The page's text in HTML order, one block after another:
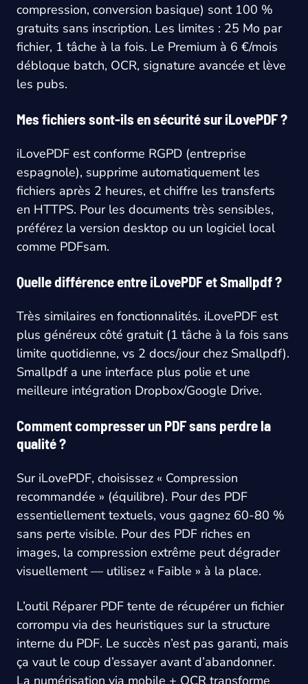
compression, conversion basique) sont 100 %
gratuits sans inscription. Les limites : 25 Mo par
fichier, 1 tâche à la fois. Le Premium à 6 €/mois
débloque batch, OCR, signature avancée et lève
les pubs.
Mes fichiers sont-ils en sécurité sur iLovePDF ?
iLovePDF est conforme RGPD (entreprise
espagnole), supprime automatiquement les
fichiers après 2 heures, et chiffre les transferts
en HTTPS. Pour les documents très sensibles,
préférez la version desktop ou un logiciel local
comme PDFsam.
Quelle différence entre iLovePDF et Smallpdf ?
Très similaires en fonctionnalités. iLovePDF est
plus généreux côté gratuit (1 tâche à la fois sans
limite quotidienne, vs 2 docs/jour chez Smallpdf).
Smallpdf a une interface plus polie et une
meilleure intégration Dropbox/Google Drive.
Comment compresser un PDF sans perdre la
qualité ?
Sur iLovePDF, choisissez « Compression
recommandée » (équilibre). Pour des PDF
essentiellement textuels, vous gagnez 60-80 %
sans perte visible. Pour des PDF riches en
images, la compression extrême peut dégrader
visuellement — utilisez « Faible » à la place.
L’outil Réparer PDF tente de récupérer un fichier
corrompu via des heuristiques sur la structure
interne du PDF. Le succès n’est pas garanti, mais
ça vaut le coup d’essayer avant d’abandonner.
La numérisation via mobile + OCR transforme